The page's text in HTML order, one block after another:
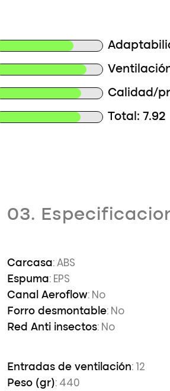
Calidad/
Total: 7.92
03.
Carcasa: ABS
Espuma: EPS
Canal Aeroflow: No
Forro desmontable: No
Red Anti insectos: No
Entradas de ventilación: 12
Peso (gr): 440